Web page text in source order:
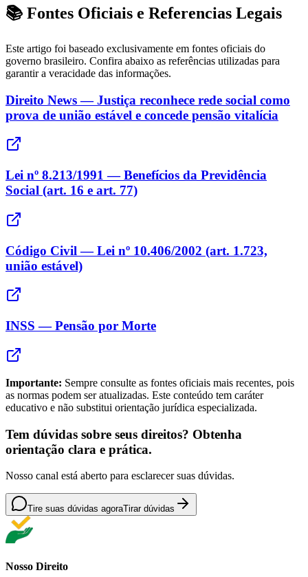
📚 Fontes Oficiais e Referencias Legais
Este artigo foi baseado exclusivamente em fontes oficiais do
governo brasileiro. Confira abaixo as referências utilizadas para
garantir a veracidade das informações.
Direito News — Justiça reconhece rede social como
prova de união estável e concede pensão vitalícia
Lei nº 8.213/1991 — Benefícios da Previdência
Social (art. 16 e art. 77)
Código Civil — Lei nº 10.406/2002 (art. 1.723,
união estável)
INSS — Pensão por Morte
Importante: Sempre consulte as fontes oficiais mais recentes, pois
as normas podem ser atualizadas. Este conteúdo tem caráter
educativo e não substitui orientação jurídica especializada.
Tem dúvidas sobre seus direitos? Obtenha
orientação clara e prática.
Nosso canal está aberto para esclarecer suas dúvidas.
Tire suas dúvidas agoraTirar dúvidas
Nosso Direito